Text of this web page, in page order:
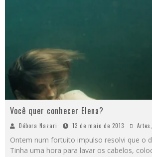
Você quer conhecer Elena?
Débora Nazari 13 de maio de 2013 Artes,
Ontem num fortuito impulso resolvi que o
Tinha uma hora para lavar os cabelos,